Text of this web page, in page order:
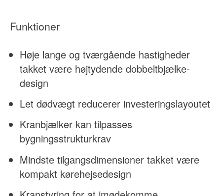
Funktioner
Høje lange og tværgående hastigheder
takket være højtydende dobbeltbjælke-
design
Let dødvægt reducerer investeringslayoutet
Kranbjælker kan tilpasses
bygningsstrukturkrav
Mindste tilgangsdimensioner takket være
kompakt kørehejsedesign